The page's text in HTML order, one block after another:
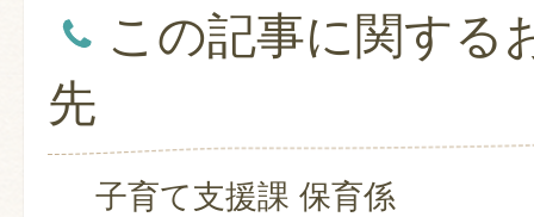
この記事に関する
先
子育て支援課 保育係